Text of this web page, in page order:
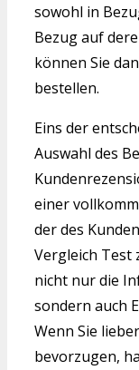
sowohl in
Bezug auf
können Sie
bestellen.
Eins der
Auswahl des
einer
der des
Vergleich Test
nicht nur die
sondern auch
Wenn Sie
bevorzugen,